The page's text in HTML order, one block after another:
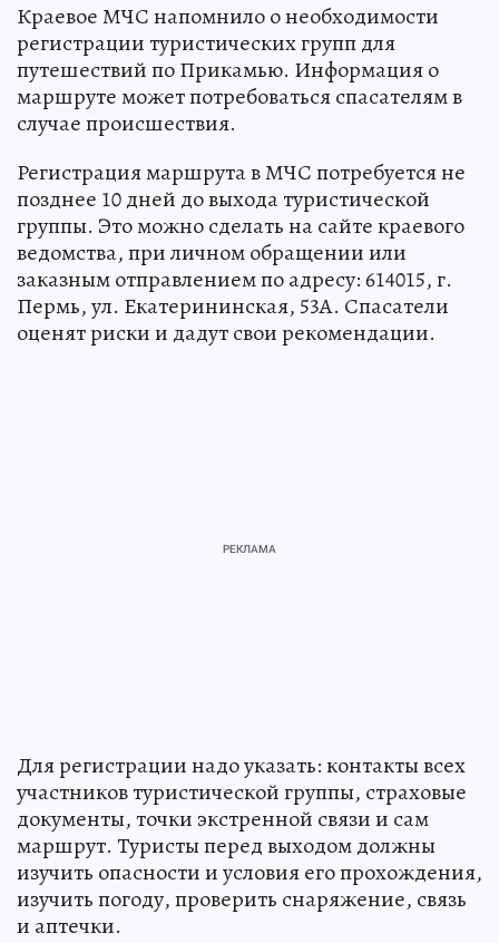
Краевое МЧС напомнило о необходимости
регистрации туристических групп для
путешествий по Прикамью. Информация о
маршруте может потребоваться спасателям в
случае происшествия.
Регистрация маршрута в МЧС потребуется не
позднее 10 дней до выхода туристической
группы. Это можно сделать на сайте краевого
ведомства, при личном обращении или
заказным отправлением по адресу: 614015, г.
Пермь, ул. Екатерининская, 53А. Спасатели
оценят риски и дадут свои рекомендации.
Для регистрации надо указать: контакты всех
участников туристической группы, страховые
документы, точки экстренной связи и сам
маршрут. Туристы перед выходом должны
изучить опасности и условия его прохождения,
изучить погоду, проверить снаряжение, связь
и аптечки.